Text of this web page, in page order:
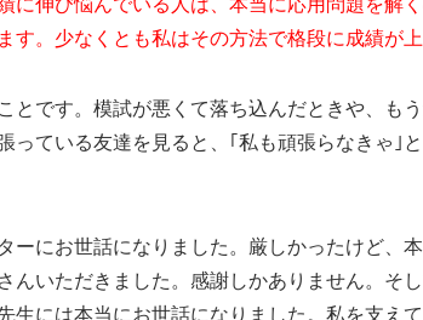
す。少なくとも私はその方法で格段に成績が上
とです。模試が悪くて落ち込んだときや、も
っている友達を見ると、｢私も頑張らなきゃ｣
ーにお世話になりました。厳しかったけど、
んいただきました。感謝しかありません。そ
生には本当にお世話になりました。私を支え